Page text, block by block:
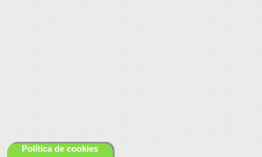
Política de cookies